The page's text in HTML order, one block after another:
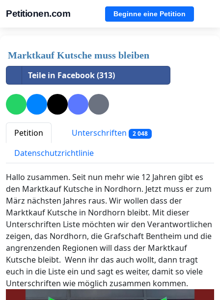
Petitionen.com Beginne eine Petition
Marktkauf Kutsche muss bleiben
Teile in Facebook (313)
Petition Unterschriften 2 048
Datenschutzrichtlinie
Hallo zusammen. Seit nun mehr wie 12 Jahren gibt es
den Marktkauf Kutsche in Nordhorn. Jetzt muss er zum
März nächsten Jahres raus. Wir wollen dass der
Marktkauf Kutsche in Nordhorn bleibt. Mit dieser
Unterschriften Liste möchten wir den Verantwortlichen
zeigen, das Nordhorn, die Grafschaft Bentheim und die
angrenzenden Regionen will dass der Marktkauf
Kutsche bleibt. Wenn ihr das auch wollt, dann tragt
euch in die Liste ein und sagt es weiter, damit so viele
Unterschriften wie möglich zusammen kommen.